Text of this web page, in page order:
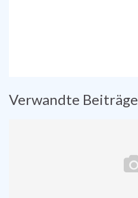
Verwandte Beiträge